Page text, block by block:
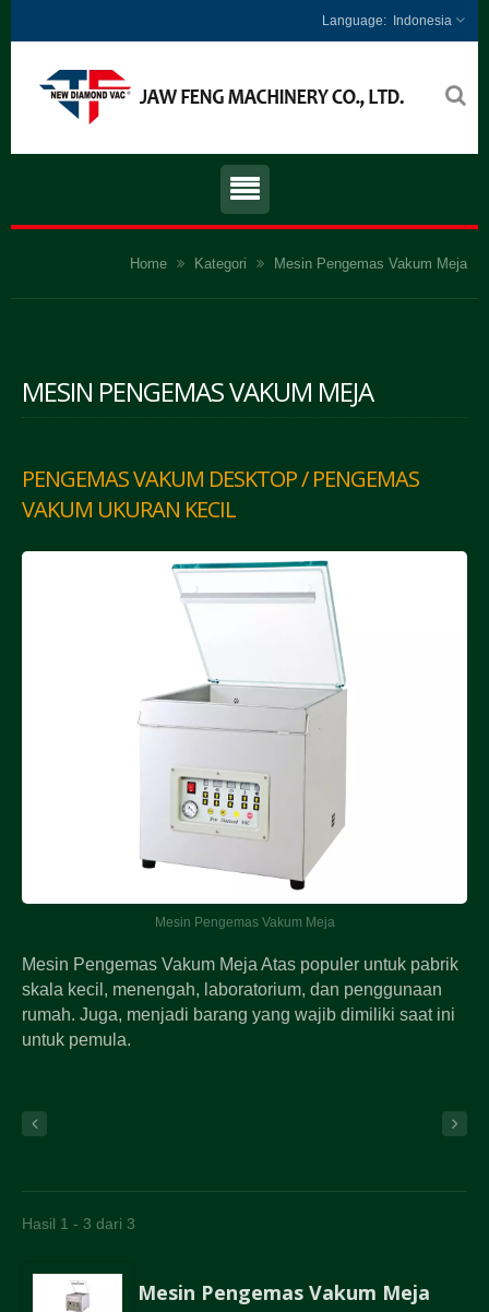
Indonesia
Home Kategori Mesin Pengemas Vakum Meja
MESIN PENGEMAS VAKUM MEJA
PENGEMAS VAKUM DESKTOP / PENGEMAS
VAKUM UKURAN KECIL
Mesin Pengemas Vakum Meja
Mesin Pengemas Vakum Meja Atas populer untuk pabrik
skala kecil, menengah, laboratorium, dan penggunaan
rumah. Juga, menjadi barang yang wajib dimiliki saat ini
untuk pemula.
Hasil 1 - 3 dari 3
Mesin Pengemas Vakum Meja